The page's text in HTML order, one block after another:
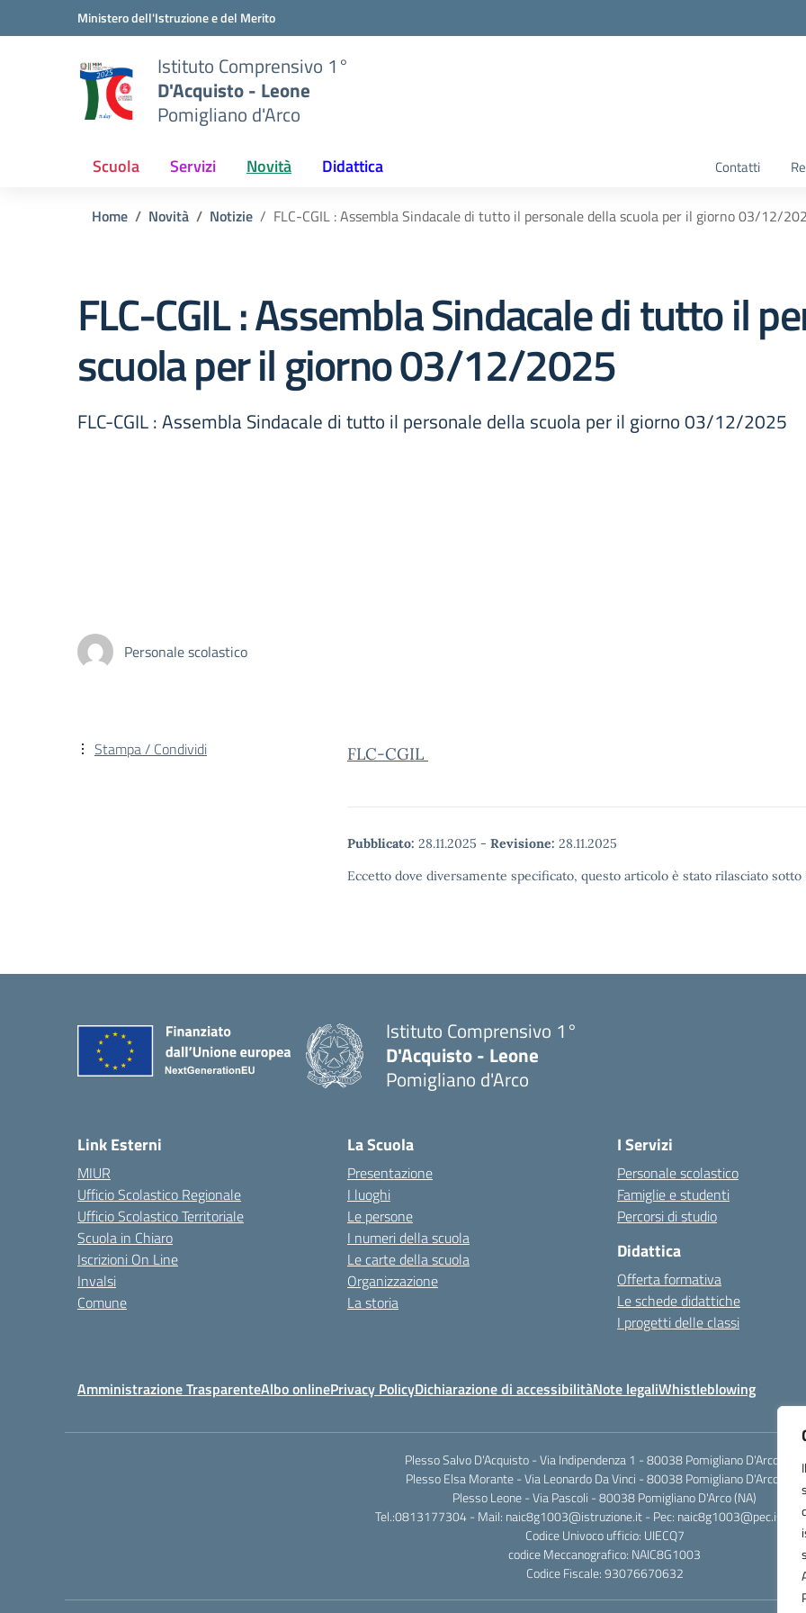
Vai ai contenuti
Vai al menu di navigazioneMinistero dell'Istruzione e del Merito
Istituto Comprensivo 1°
D'Acquisto - Leone
Pomigliano d'Arco
Scuola Servizi Novità Didattica Contatti
Home Novità Notizie FLC-CGIL : Assembla Sindacale di tutto il personale della scuola per il giorno 03/12/
FLC-CGIL : Assembla Sindacale di tutto il
scuola per il giorno 03/12/2025
FLC-CGIL : Assembla Sindacale di tutto il personale della scuola per il giorno 03/12/2025
Personale scolastico
FLC-CGIL
Pubblicato: 28.11.2025 - Revisione: 28.11.2025
Eccetto dove diversamente specificato, questo articolo è stato rilasciato
Stampa / Condividi
Istituto Comprensivo 1°
D'Acquisto - Leone
Pomigliano d'Arco
Link Esterni
MIUR
Ufficio Scolastico Regionale
Ufficio Scolastico Territoriale
Scuola in Chiaro
Iscrizioni On Line
Invalsi
Comune
La Scuola
Presentazione
I luoghi
Le persone
I numeri della scuola
Le carte della scuola
Organizzazione
La storia
I Servizi
Personale scolastico
Famiglie e studenti
Percorsi di studio
Didattica
Offerta formativa
Le schede didattiche
I progetti delle classi
Amministrazione TrasparenteAlbo onlinePrivacy PolicyDichiarazione di accessibilitàNote legaliWhistleblowing
Plesso Salvo D'Acquisto - Via Indipendenza 1 - 80038 Pomigliano D'Arco (NA)
Plesso Elsa Morante - Via Leonardo Da Vinci - 80038 Pomigliano D'Arco (NA)
Plesso Leone - Via Pascoli - 80038 Pomigliano D'Arco (NA)
Tel.:0813177304 - Mail: naic8g1003@istruzione.it - Pec:
Codice Univoco ufficio: UIECQ7
codice Meccanografico: NAIC8G1003
Codice Fiscale: 93076670632